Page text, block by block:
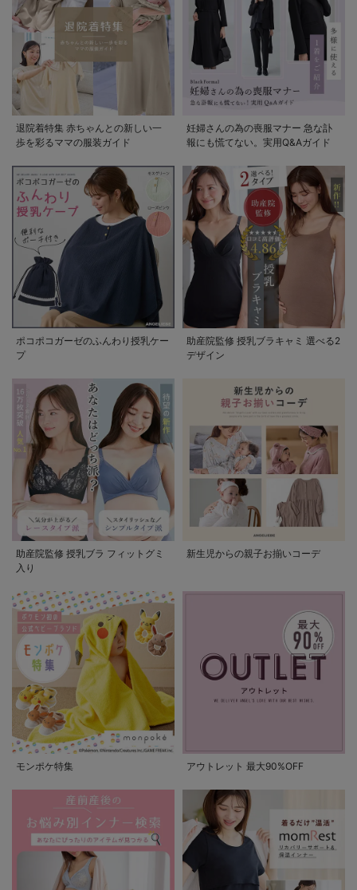
退院着特集 赤ちゃんとの新しい一
歩を彩るママの服装ガイド
妊婦さんの為の喪服マナー 急な訃
報にも慌てない。実用Q&Aガイド
ポコポコガーゼのふんわり授乳ケー
プ
助産院監修 授乳ブラキャミ 選べる2
デザイン
助産院監修 授乳ブラ フィットグミ
入り
新生児からの親子お揃いコーデ
モンポケ特集 アウトレット 最大90%OFF